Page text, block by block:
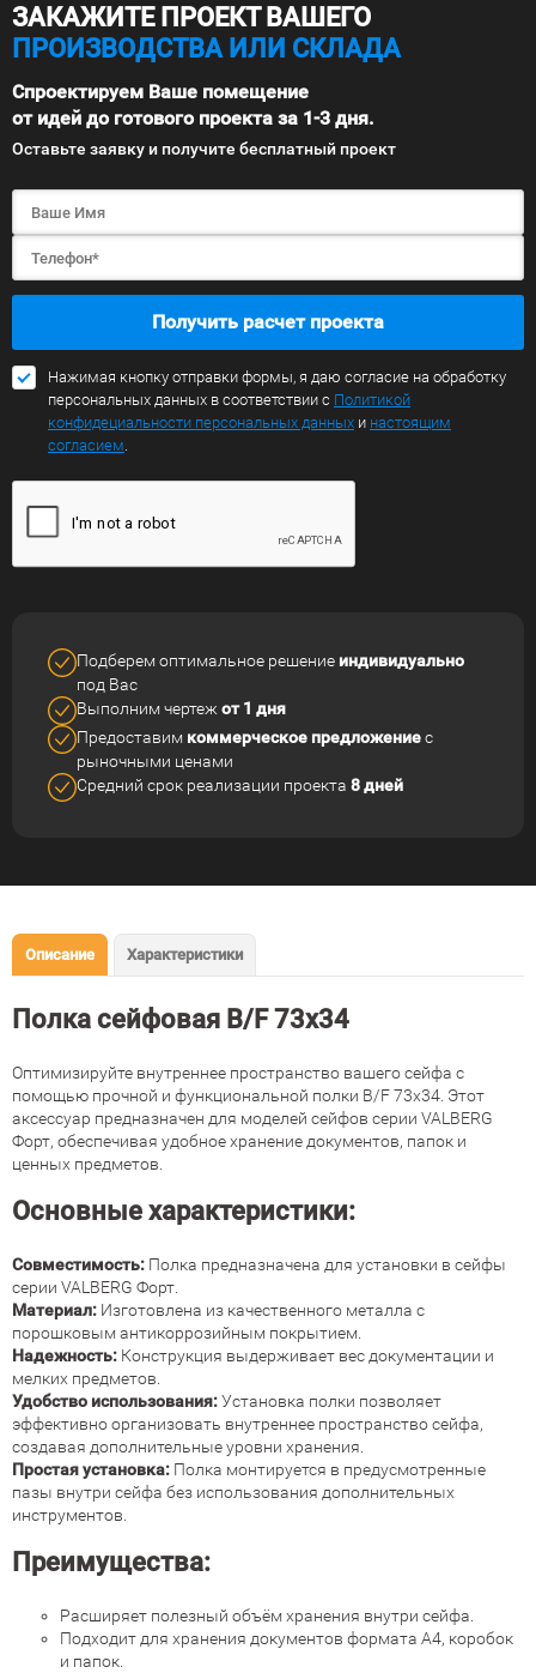
ЗАКАЖИТЕ ПРОЕКТ ВАШЕГО
ПРОИЗВОДСТВА ИЛИ СКЛАДА
Спроектируем Ваше помещение
от идей до готового проекта за 1-3 дня.
Оставьте заявку и получите бесплатный проект
Получить расчет проекта
Нажимая кнопку отправки формы, я даю согласие на обработку
персональных данных в соответствии с Политикой
конфидециальности персональных данных и настоящим
согласием
Подберем оптимальное решение индивидуально
под Вас
Выполним чертеж от 1 дня
Предоставим коммерческое предложениес
рыночными ценами
Средний срок реализации проекта 8 дней
Описание Характеристики
Полка сейфовая В/F 73x34
Оптимизируйте внутреннее пространство вашего сейфа с
помощью прочной и функциональной полки В/F 73x34. Этот
аксессуар предназначен для моделей сейфов серии VALBERG
Форт, обеспечивая удобное хранение документов, папок и
ценных предметов.
Основные характеристики:
Совместимость: Полка предназначена для установки в сейфы
серии VALBERG Форт.
Материал: Изготовлена из качественного металла с
порошковым антикоррозийным покрытием.
Надежность: Конструкция выдерживает вес документации и
мелких предметов.
Удобство использования:Установка полки позволяет
эффективно организовать внутреннее пространство сейфа,
создавая дополнительные уровни хранения.
Простая установка: Полка монтируется в предусмотренные
пазы внутри сейфа без использования дополнительных
инструментов.
Преимущества:
Расширяет полезный объём хранения внутри сейфа.
Подходит для хранения документов формата А4, коробок
и папок.